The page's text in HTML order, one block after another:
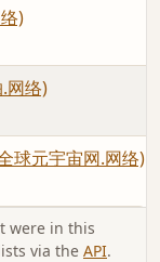
)
网络)
球元宇宙网.网络)
were in this
via the API.